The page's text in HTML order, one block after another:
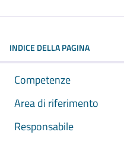
INDICE DELLA PAGINA
Competenze
Area di riferimento
Responsabile